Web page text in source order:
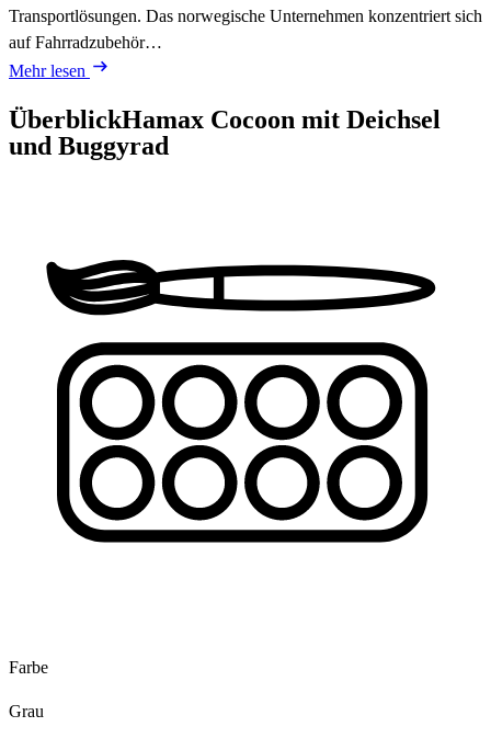
Transportlösungen. Das norwegische Unternehmen konzentriert sich
auf Fahrradzubehör…
Mehr lesen
ÜberblickHamax Cocoon mit Deichsel
und Buggyrad
Farbe
Grau